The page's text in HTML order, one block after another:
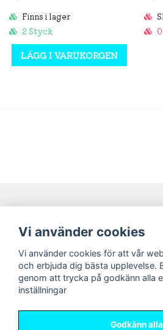
Finns i lager
2 Styck
LÄGG I VARUKORGEN
Navigering
Nyheter!
Förbeställning
Mitt
Logga
Sociala medier
Vi använder cookies
Vi använder cookies för att vår
och erbjuda dig bästa upplevelse.
genom att trycka på godkänn alla
inställningar
Godkänn alla